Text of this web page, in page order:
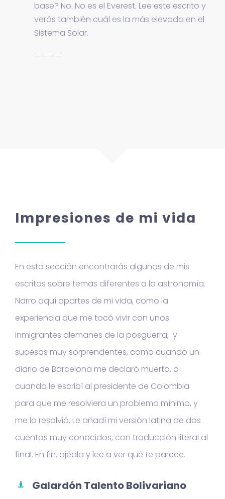
base? No. No es el Everest. Lee este escrito y
verás también cuál es la más elevada en el
Sistema Solar.
————
Impresiones de mi vida
En esta sección encontrarás algunos de mis
escritos sobre temas diferentes a la astronomía.
Narro aquí apartes de mi vida, como la
experiencia que me tocó vivir con unos
inmigrantes alemanes de la posguerra, y
sucesos muy sorprendentes, como cuando un
diario de Barcelona me declaró muerto, o
cuando le escribí al presidente de Colombia
para que me resolviera un problema mínimo, y
me lo resolvió. Le añadí mi versión latina de dos
cuentos muy conocidos, con traducción literal al
final. En fin, ojéala y lee a ver qué te parece.
Galardón Talento Bolivariano